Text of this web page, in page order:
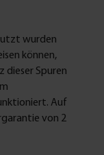
wurden
können,
dieser Spuren
Auf
von 2